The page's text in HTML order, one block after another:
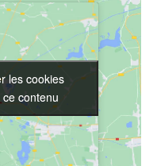
les cookies
contenu
les cookies
contenu